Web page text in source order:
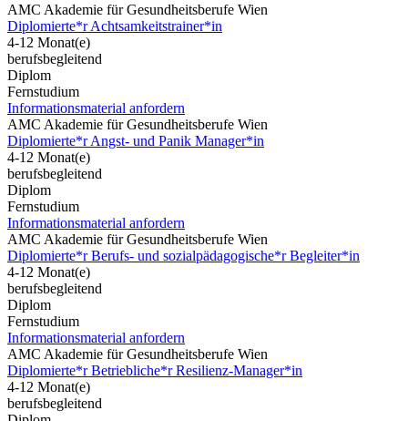
AMC Akademie für Gesundheitsberufe Wien
Diplomierte*r Achtsamkeitstrainer*in
4-12 Monat(e)
berufsbegleitend
Diplom
Fernstudium
Informationsmaterial anfordern
AMC Akademie für Gesundheitsberufe Wien
Diplomierte*r Angst- und Panik Manager*in
4-12 Monat(e)
berufsbegleitend
Diplom
Fernstudium
Informationsmaterial anfordern
AMC Akademie für Gesundheitsberufe Wien
Diplomierte*r Berufs- und sozialpädagogische*r Begleiter*in
4-12 Monat(e)
berufsbegleitend
Diplom
Fernstudium
Informationsmaterial anfordern
AMC Akademie für Gesundheitsberufe Wien
Diplomierte*r Betriebliche*r Resilienz-Manager*in
4-12 Monat(e)
berufsbegleitend